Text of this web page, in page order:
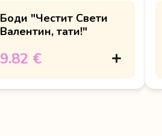
Боди "Честит Свети
Валентин, тати!"
9.82 €